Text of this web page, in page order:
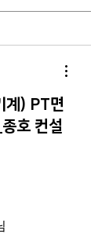
계) PT면
호 컨설